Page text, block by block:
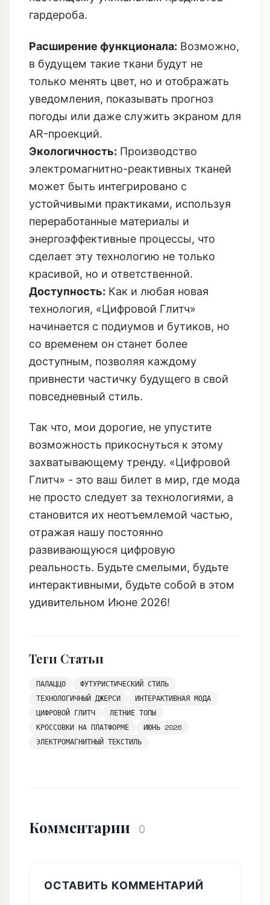
гардероба.
Расширение функционала: Возможно,
в будущем такие ткани будут не
только менять цвет, но и отображать
уведомления, показывать прогноз
погоды или даже служить экраном для
AR-проекций.
Экологичность: Производство
электромагнитно-реактивных тканей
может быть интегрировано с
устойчивыми практиками, используя
переработанные материалы и
энергоэффективные процессы, что
сделает эту технологию не только
красивой, но и ответственной.
Доступность: Как и любая новая
технология, «Цифровой Глитч»
начинается с подиумов и бутиков, но
со временем он станет более
доступным, позволяя каждому
привнести частичку будущего в свой
повседневный стиль.
Так что, мои дорогие, не упустите
возможность прикоснуться к этому
захватывающему тренду. «Цифровой
Глитч» - это ваш билет в мир, где мода
не просто следует за технологиями, а
становится их неотъемлемой частью,
отражая нашу постоянно
развивающуюся цифровую
реальность. Будьте смелыми, будьте
интерактивными, будьте собой в этом
удивительном Июне 2026!
Теги Статьи
ПАЛАЦЦО
ФУТУРИСТИЧЕСКИЙ СТИЛЬ
ТЕХНОЛОГИЧНЫЙ ДЖЕРСИ
ИНТЕРАКТИВНАЯ МОДА
ЦИФРОВОЙ ГЛИТЧ
ЛЕТНИЕ ТОПЫ
КРОССОВКИ НА ПЛАТФОРМЕ
ИЮНЬ 2026
ЭЛЕКТРОМАГНИТНЫЙ ТЕКСТИЛЬ
Комментарии 0
ОСТАВИТЬ КОММЕНТАРИЙ